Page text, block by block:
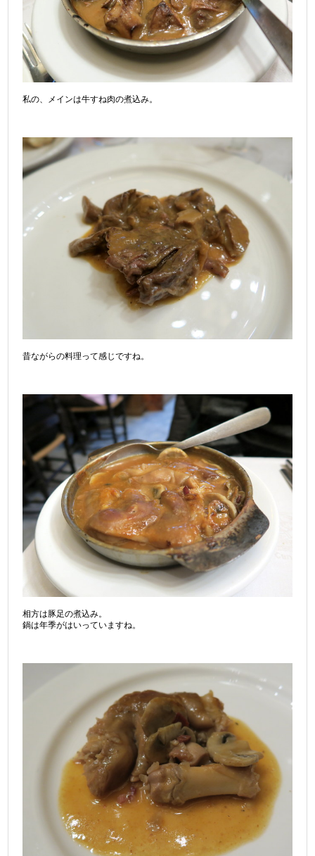
私の、メインは牛すね肉の煮込み。
昔ながらの料理って感じですね。
相方は豚足の煮込み。
鍋は年季がはいっていますね。